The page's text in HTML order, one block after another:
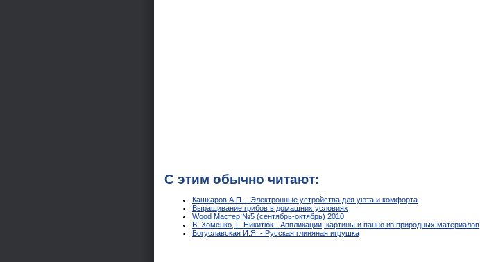
С этим обычно читают:
Кашкаров А.П. - Электронные устройства для уюта и комфорта
Выращивание грибов в домашних условиях
Wood Мастер №5 (сентябрь-октябрь) 2010
В. Хоменко, Г. Никитюк - Аппликации, картины и панно из природных материалов
Богуславская И.Я. - Русская глиняная игрушка